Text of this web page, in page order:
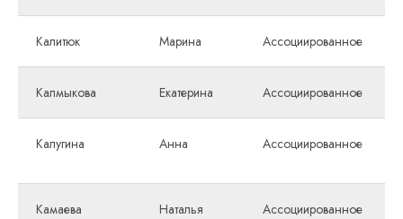
Калитюк Марина Ассоциированное
Калмыкова Екатерина Ассоциированное
Калугина Анна Ассоциированное
Камаева Наталья Ассоциированное